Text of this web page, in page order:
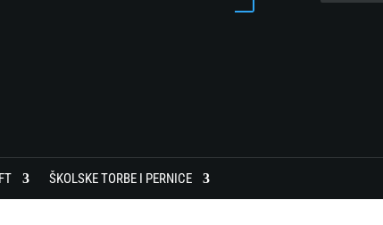
ŠKOLSKE TORBE I PERNICE